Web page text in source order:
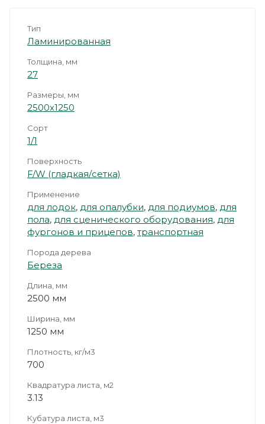
Тип
Ламинированная
Толщина, мм
27
Размеры, мм
2500х1250
Сорт
1/1
Поверхность
F/W (гладкая/сетка)
Применение
для лодок, для опалубки, для подиумов, для
пола, для сценического оборудования, для
фургонов и прицепов,транспортная
Порода дерева
Береза
Длина, мм
2500 мм
Ширина, мм
1250 мм
Плотность, кг/м3
700
Квадратура листа, м2
3.13
Кубатура листа, м3